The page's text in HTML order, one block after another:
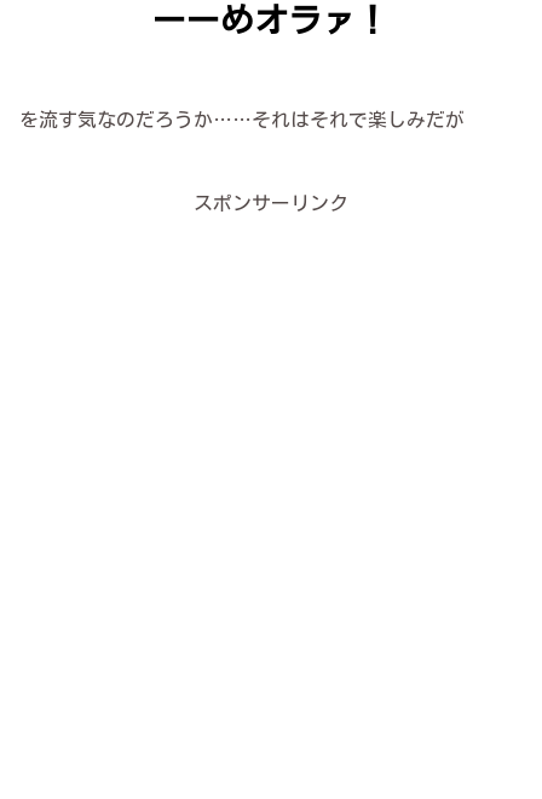
ーーめオラァ ！
を流す気なのだろうか……それはそれで楽しみだが
スポンサーリンク